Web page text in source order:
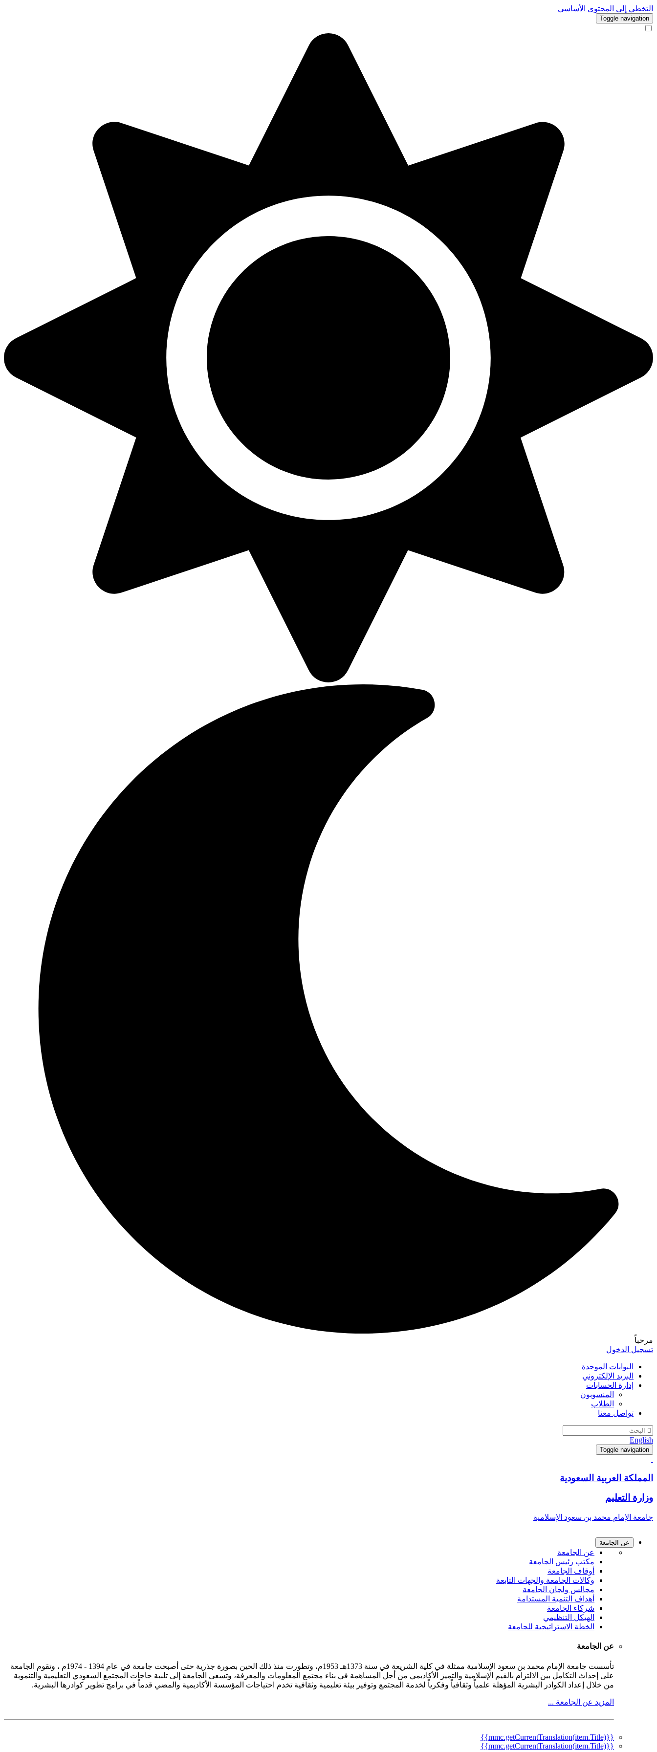
التخطي إلى المحتوى الأساسي
Toggle navigation
مرحباً
تسجيل الدخول
البوابات الموحدة
البريد الإلكتروني
إدارة الحسابات
المنسوبون
الطلاب
تواصل معنا
English
Toggle navigation
المملكة العربية السعودية
وزارة التعليم
جامعة الإمام محمد بن سعود الإسلامية
عن الجامعة
عن الجامعة
مكتب رئيس الجامعة
أوقاف الجامعة
وكالات الجامعة والجهات التابعة
مجالس ولجان الجامعة
أهداف التنمية المستدامة
شركاء الجامعة
الهيكل التنظيمي
الخطة الاستراتيجية للجامعة
عن الجامعة
تأسست جامعة الإمام محمد بن سعود الإسلامية ممثلة في كلية الشريعة في سنة 1373هـ 1953م، وتطورت منذ ذلك الحين بصورة جذرية حتى أصبحت جامعة في عام 1394 - 1974م ، وتقوم الجامعة
على إحداث التكامل بين الالتزام بالقيم الإسلامية والتميز الأكاديمي من أجل المساهمة في بناء مجتمع المعلومات والمعرفة، وتسعى الجامعة إلى تلبية حاجات المجتمع السعودي التعليمية والتنموية
من خلال إعداد الكوادر البشرية المؤهلة علمياً وثقافياً وفكرياً لخدمة المجتمع وتوفير بيئة تعليمية وثقافية تخدم احتياجات المؤسسة الأكاديمية والمضي قدماً في برامج تطوير كوادرها البشرية.
المزيد عن الجامعة ...
{{mmc.getCurrentTranslation(item.Title)}}
{{mmc.getCurrentTranslation(item.Title)}}